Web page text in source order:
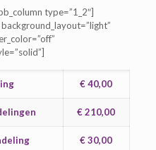
type=”1_2″]
€ 40,00
€ 210,00
€ 30,00